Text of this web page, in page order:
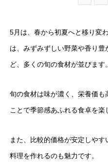
5月は、春から初夏へと移り変
は、みずみずしい野菜や香り
ど、多くの旬の食材が並びます。
旬の食材は味が濃く、栄養価
ことで季節感あふれる食卓を楽
また、比較的価格が安定しや
料理を作れるのも魅力です。